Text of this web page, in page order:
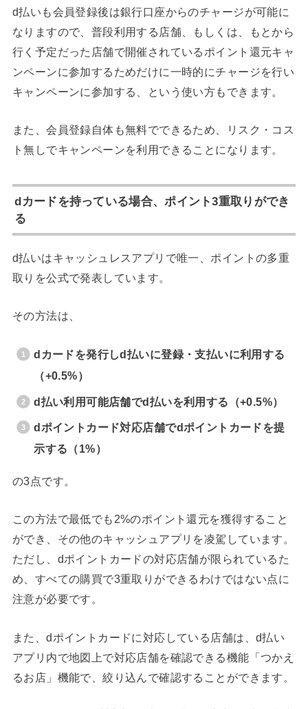
d払いも会員登録後は銀行口座からのチャージが可能に
なりますので、普段利用する店舗、もしくは、もとから
行く予定だった店舗で開催されているポイント還元キャ
ンペーンに参加するためだけに一時的にチャージを行い
キャンペーンに参加する、という使い方もできます。
また、会員登録自体も無料でできるため、リスク・コス
ト無しでキャンペーンを利用できることになります。
dカードを持っている場合、ポイント3重取りができ
る
d払いはキャッシュレスアプリで唯一、ポイントの多重
取りを公式で発表しています。
その方法は、
dカードを発行しd払いに登録・支払いに利用する
（+0.5%）
d払い利用可能店舗でd払いを利用する（+0.5%）
dポイントカード対応店舗でdポイントカードを提
示する（1%）
の3点です。
この方法で最低でも2%のポイント還元を獲得すること
ができ、その他のキャッシュアプリを凌駕しています。
ただし、dポイントカードの対応店舗が限られているた
め、すべての購買で3重取りができるわけではない点に
注意が必要です。
また、dポイントカードに対応している店舗は、d払い
アプリ内で地図上で対応店舗を確認できる機能「つかえ
るお店」機能で、絞り込んで確認することができます。